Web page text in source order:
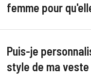
femme pour
Puis-je
style de ma